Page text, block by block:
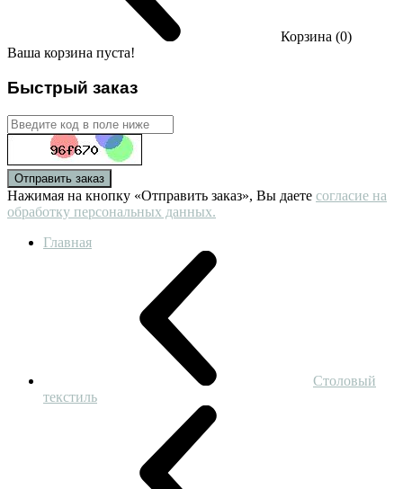
Корзина (0)
Ваша корзина пуста!
Быстрый заказ
Отправить заказ
Нажимая на кнопку «Отправить заказ», Вы даете согласие на
обработку персональных данных.
Главная
Столовый
текстиль